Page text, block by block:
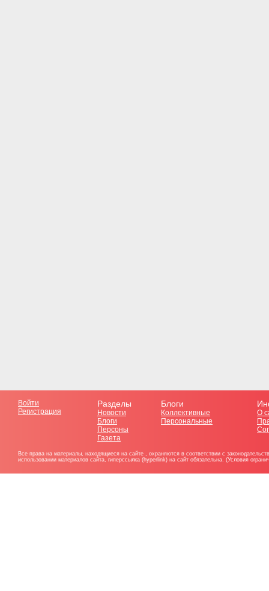
Войти
Регистрация
Разделы
Новости
Блоги
Персоны
Газета
Блоги
Коллективные
Персональные
О
Все права на материалы, находящиеся на сайте , охраняются в соответствии с
использовании материалов сайта, гиперссылка (hyperlink) на сайт обязательна. (Условия